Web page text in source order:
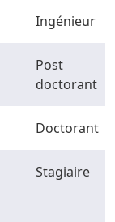
Ingénieur
Post
doctorant
Doctorant
Stagiaire